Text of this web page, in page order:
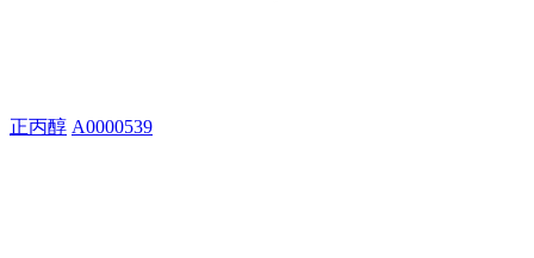
正丙醇 A0000539